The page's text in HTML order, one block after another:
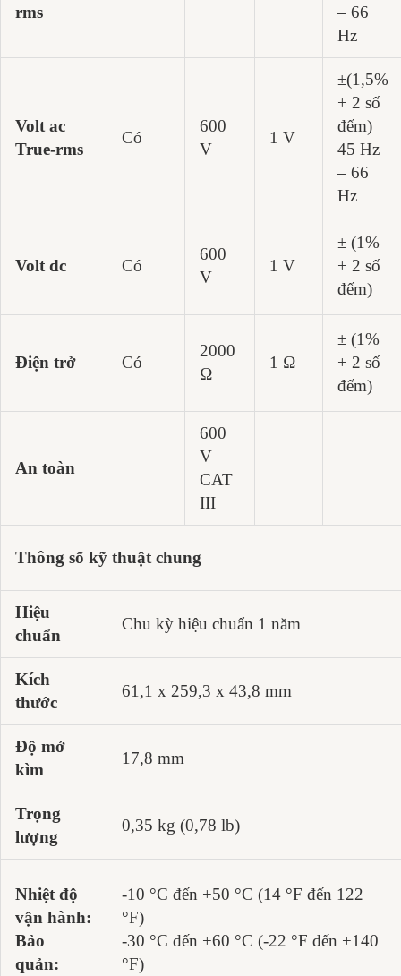
rms
– 66
Hz
Volt ac
True-rms
Có
600
V
1 V
±(1,5%
+ 2 số
đếm)
45 Hz
– 66
Hz
Volt dc Có
600
V
1 V
± (1%
+ 2 số
đếm)
Điện trở Có
2000
Ω
1 Ω
± (1%
+ 2 số
đếm)
An toàn
600
V
CAT
III
Thông số kỹ thuật chung
Hiệu
chuẩn
Chu kỳ hiệu chuẩn 1 năm
Kích
thước
61,1 x 259,3 x 43,8 mm
Độ mở
kìm
17,8 mm
Trọng
lượng
0,35 kg (0,78 lb)
Nhiệt độ
vận hành:
Bảo
quản:
-10 °C đến +50 °C (14 °F đến 122
°F)
-30 °C đến +60 °C (-22 °F đến +140
°F)